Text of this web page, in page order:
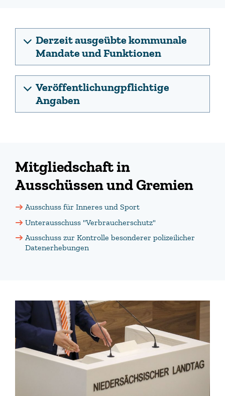
Derzeit ausgeübte kommunale
Mandate und Funktionen
Veröffentlichungpflichtige
Angaben
Mitgliedschaft in
Ausschüssen und Gremien
Ausschuss für Inneres und Sport
Unterausschuss "Verbraucherschutz"
Ausschuss zur Kontrolle besonderer polizeilicher
Datenerhebungen